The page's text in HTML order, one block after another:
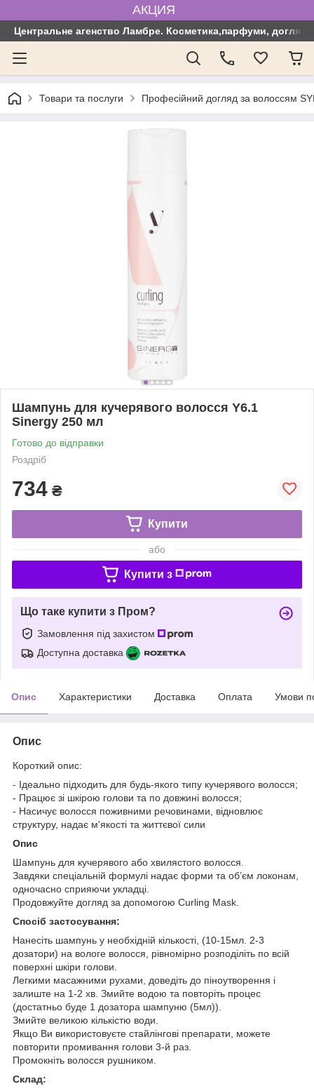
АКЦИЯ
Центральне агенство Ламбре. Косметика,парфуми, догляд
Товари та послуги Професійний догляд за волоссям
Шампунь для кучерявого волосся Y6.1
Sinergy 250 мл
Готово до відправки
Роздріб
734 ₴
Купити
або
Купити з
Що таке купити з Пром?
Замовлення під захистом
Доступна доставка
Опис Характеристики Доставка Оплата Умови
Опис
Короткий опис:
- Ідеально підходить для будь-якого типу кучерявого волосся;
- Працює зі шкірою голови та по довжині волосся;
- Насичує волосся поживними речовинами, відновлює
структуру, надає м'якості та життєвої сили
Опис
Шампунь для кучерявого або хвилястого волосся.
Завдяки спеціальній формулі надає форми та об’єм локонам,
одночасно сприяючи укладці.
Продовжуйте догляд за допомогою Curling Mask.
Спосіб застосування:
Нанесіть шампунь у необхідній кількості, (10-15мл. 2-3
дозатори) на вологе волосся, рівномірно розподіліть по всій
поверхні шкіри голови.
Легкими масажними рухами, доведіть до піноутворення і
залиште на 1-2 хв. Змийте водою та повторіть процес
(достатньо буде 1 дозатора шампуню (5мл)).
Змийте великою кількістю води.
Якщо Ви використовуєте стайлінгові препарати, можете
повторити промивання голови 3-й раз.
Промокніть волосся рушником.
Склад: